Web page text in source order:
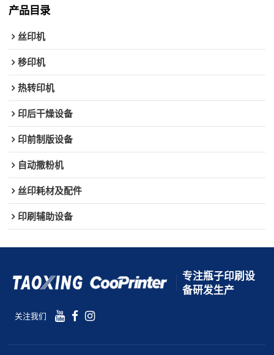
产品目录
丝印机
移印机
热转印机
印后干燥设备
印前制版设备
自动撒粉机
丝印耗材及配件
印刷辅助设备
专注瓶子印刷设
备研发生产
关注我们